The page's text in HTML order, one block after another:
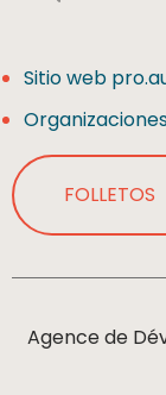
Sitio web
FOLLETOS
Agence de